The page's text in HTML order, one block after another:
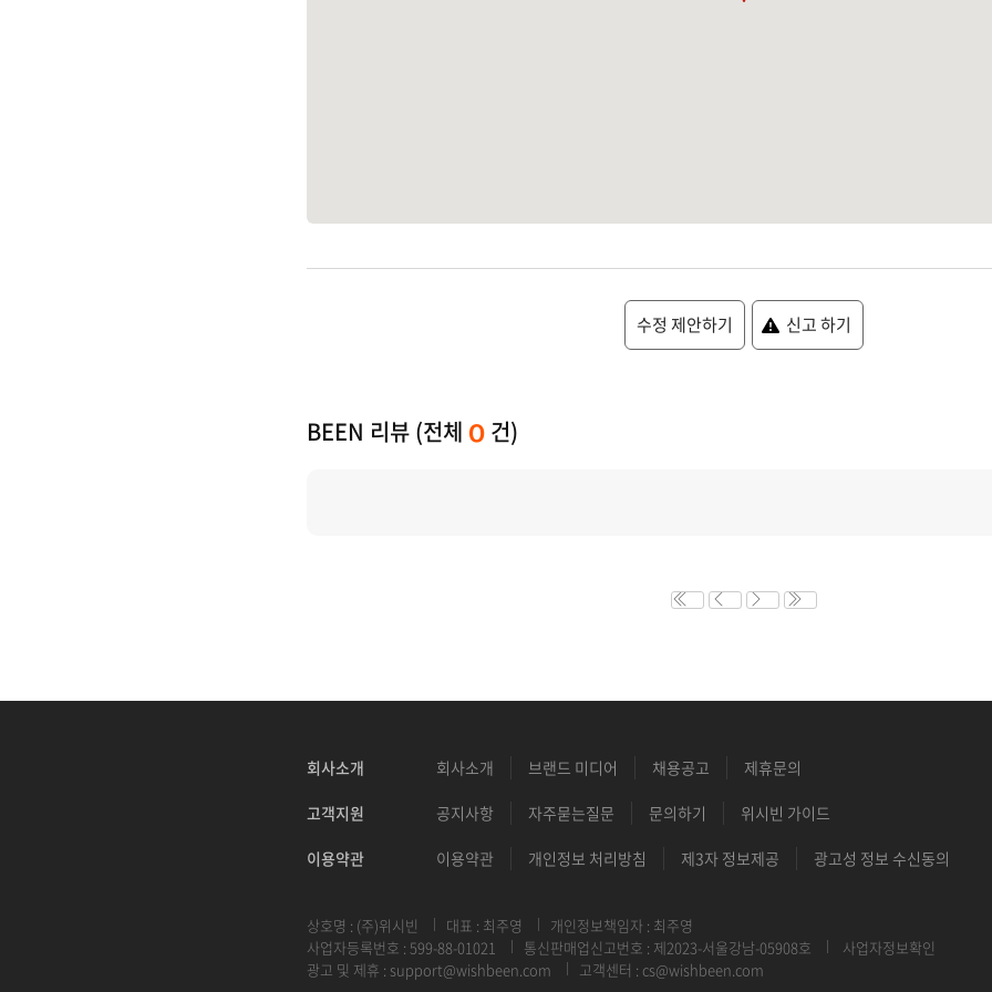
수정 제안하기 신고 하기
BEEN 리뷰 (전체 0 건)
회사소개 회사소개 브랜드 미디어 채용공고 제휴문의
고객지원 공지사항 자주묻는질문 문의하기 위시빈 가이드
이용약관 이용약관 개인정보 처리방침 제3자 정보제공 광고성 정보 수신동의
상호명 : (주)위시빈 대표 : 최주영
개인정보책임자 : 최주영
사업자등록번호 : 599-88-01021
통신판매업신고번호 : 제2023-서울강남-05908호
사업자정보확인
광고 및 제휴 : support@wishbeen.com 고객센터 : cs@wishbeen.com